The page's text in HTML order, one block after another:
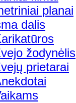
planai
dalis
žodynėlis
prietarai